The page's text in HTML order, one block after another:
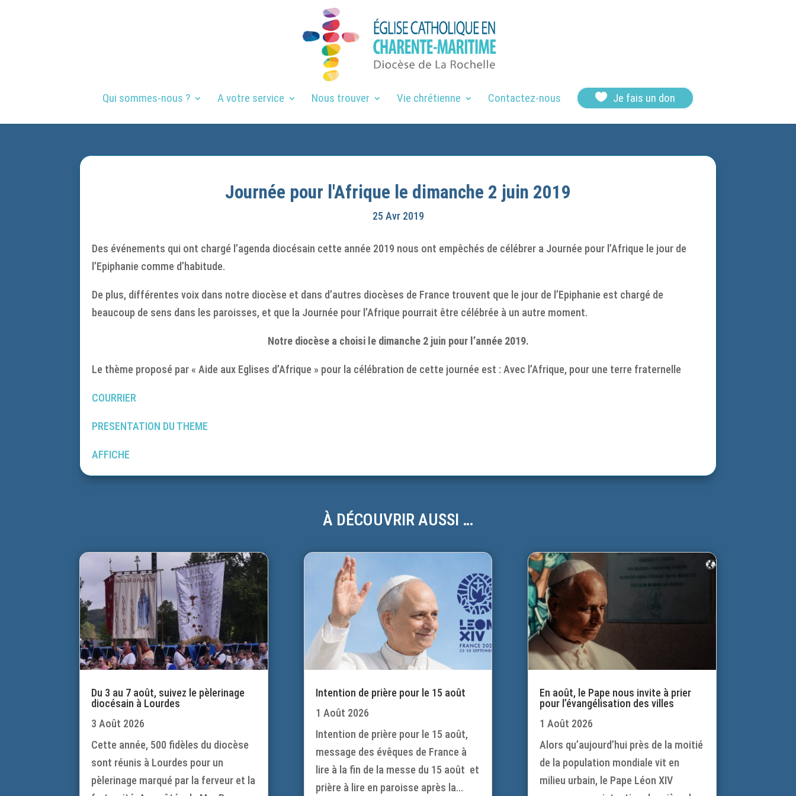
Qui sommes-nous ? A votre service Nous trouver Vie chrétienne Contactez-nous  Je fais un don
Journée pour l'Afrique le dimanche 2 juin 2019
25 Avr 2019
Des événements qui ont chargé l’agenda diocésain cette année 2019 nous ont empêchés de célébrer a Journée pour l’Afrique le jour de
l’Epiphanie comme d’habitude.
De plus, différentes voix dans notre diocèse et dans d’autres diocèses de France trouvent que le jour de l’Epiphanie est chargé de
beaucoup de sens dans les paroisses, et que la Journée pour l’Afrique pourrait être célébrée à un autre moment.
Notre diocèse a choisi le dimanche 2 juin pour l’année 2019.
Le thème proposé par « Aide aux Eglises d’Afrique » pour la célébration de cette journée est : Avec l’Afrique, pour une terre fraternelle
COURRIER
PRESENTATION DU THEME
AFFICHE
À DÉCOUVRIR AUSSI …
Du 3 au 7 août, suivez le pèlerinage
diocésain à Lourdes
3 Août 2026
Cette année, 500 fidèles du diocèse
sont réunis à Lourdes pour un
pèlerinage marqué par la ferveur et la
Intention de prière pour le 15 août
1 Août 2026
Intention de prière pour le 15 août,
message des évêques de France à
lire à la fin de la messe du 15 août et
prière à lire en paroisse après la...
En août, le Pape nous invite à prier
pour l’évangélisation des villes
1 Août 2026
Alors qu’aujourd’hui près de la moitié
de la population mondiale vit en
milieu urbain, le Pape Léon XIV